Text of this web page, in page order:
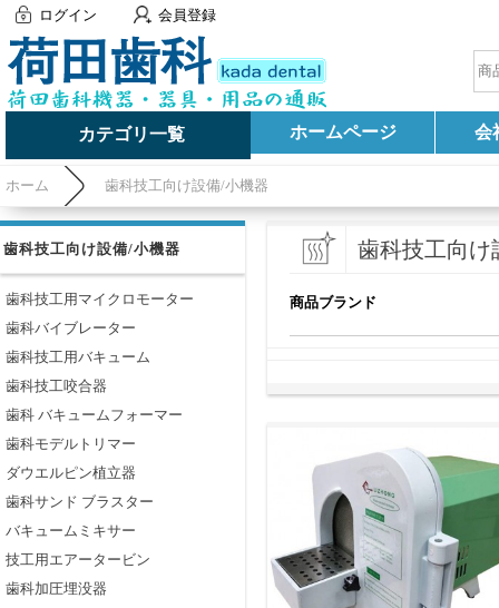
ログイン 会員登録
カテゴリ一覧 ホームページ 会
ホーム 歯科技工向け設備/小機器
歯科技工向け設備/小機器
歯科技工用マイクロモーター
歯科バイブレーター
歯科技工用バキューム
歯科技工咬合器
歯科 バキュームフォーマー
歯科モデルトリマー
ダウエルピン植立器
歯科サンド ブラスター
バキュームミキサー
技工用エアータービン
歯科加圧埋没器
歯科技工向け
商品ブランド